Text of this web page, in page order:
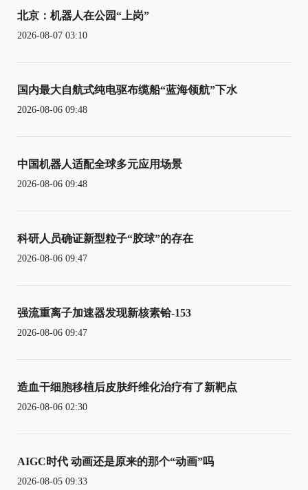
北京：机器人在公园“上岗”
2026-08-07 03:10
国内最大自航式纯电驱布缆船“蓝海领航”下水
2026-08-06 09:48
中国机器人适配全球多元应用场景
2026-08-06 09:48
科研人员确证新型粒子“胶球”的存在
2026-08-06 09:47
强流重离子加速器发现新核素铪-153
2026-08-06 09:47
造血干细胞移植后皮肤纤维化治疗有了新靶点
2026-08-06 02:30
AIGC时代 动画还是原来的那个“动画”吗
2026-08-05 09:33